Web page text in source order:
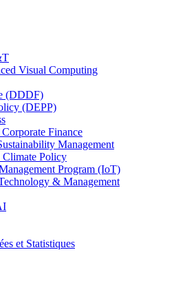
Visual Computing
(DDDF)
(DEPP)
Finance
Management
Policy
Program (IoT)
& Management
et Statistiques